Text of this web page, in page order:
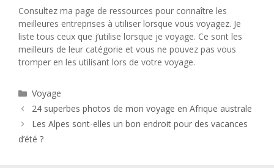
Consultez ma page de ressources pour connaître les
meilleures entreprises à utiliser lorsque vous voyagez. Je
liste tous ceux que j’utilise lorsque je voyage. Ce sont les
meilleurs de leur catégorie et vous ne pouvez pas vous
tromper en les utilisant lors de votre voyage.
Catégories
Voyage
24 superbes photos de mon voyage en Afrique australe
Les Alpes sont-elles un bon endroit pour des vacances
d’été ?